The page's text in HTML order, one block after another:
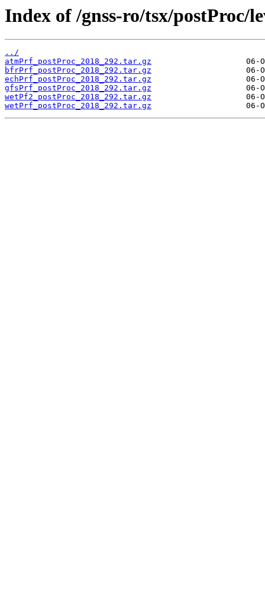
Index of /gnss-ro/tsx/postProc/
../
atmPrf_postProc_2018_292.tar.gz
bfrPrf_postProc_2018_292.tar.gz
echPrf_postProc_2018_292.tar.gz
gfsPrf_postProc_2018_292.tar.gz
wetPf2_postProc_2018_292.tar.gz
wetPrf_postProc_2018_292.tar.gz